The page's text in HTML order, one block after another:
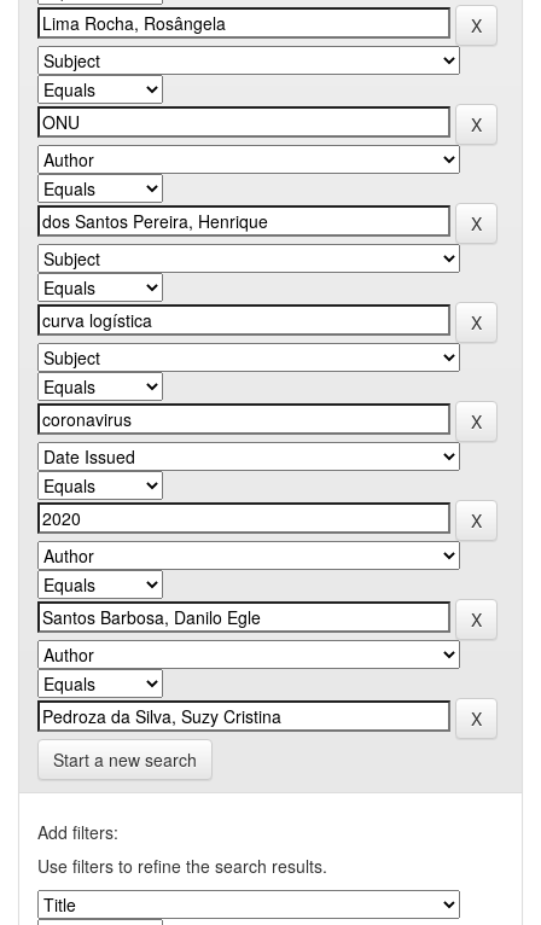
Start a new search
Add filters:
Use filters to refine the search results.